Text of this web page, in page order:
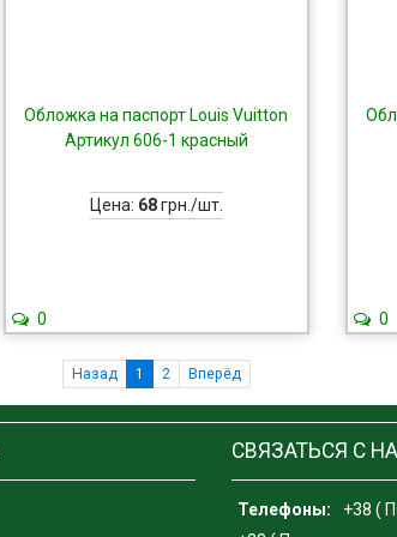
Обложка на паспорт Louis Vuitton
Артикул 606-1 красный
Цена: 68грн./шт.
0 0
Назад 1 2 Вперёд
СВЯЗАТЬСЯ С
Телефоны: +38 (